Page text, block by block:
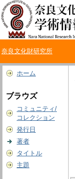
奈良文化財研究所
ホーム
ブラウズ
コミュニティ/
コレクション
発行日
著者
タイトル
主題